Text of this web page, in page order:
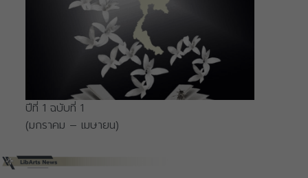
ปีที่ 1 ฉบับที่ 1
(มกราคม – เมษายน)